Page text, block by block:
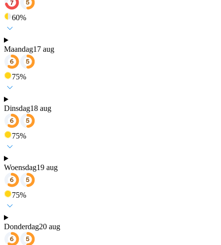
60%
Maandag17 aug
75%
Dinsdag18 aug
75%
Woensdag19 aug
75%
Donderdag20 aug